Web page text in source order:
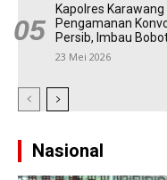
Kapolres
Pengamanan
Persib, Imbau
23 Mei 2026
Nasional